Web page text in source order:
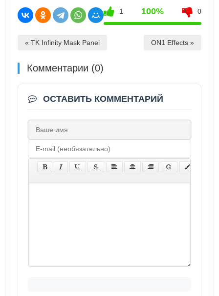
1 100% 0
« TK Infinity Mask Panel ON1 Effects »
Комментарии (0)
ОСТАВИТЬ КОММЕНТАРИЙ